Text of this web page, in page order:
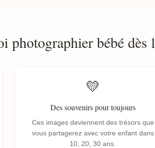
photographier bébé dès
💛
Des souvenirs pour toujours
Ces images deviennent des trésors que
vous partagerez avec votre enfant dans
10, 20, 30 ans.